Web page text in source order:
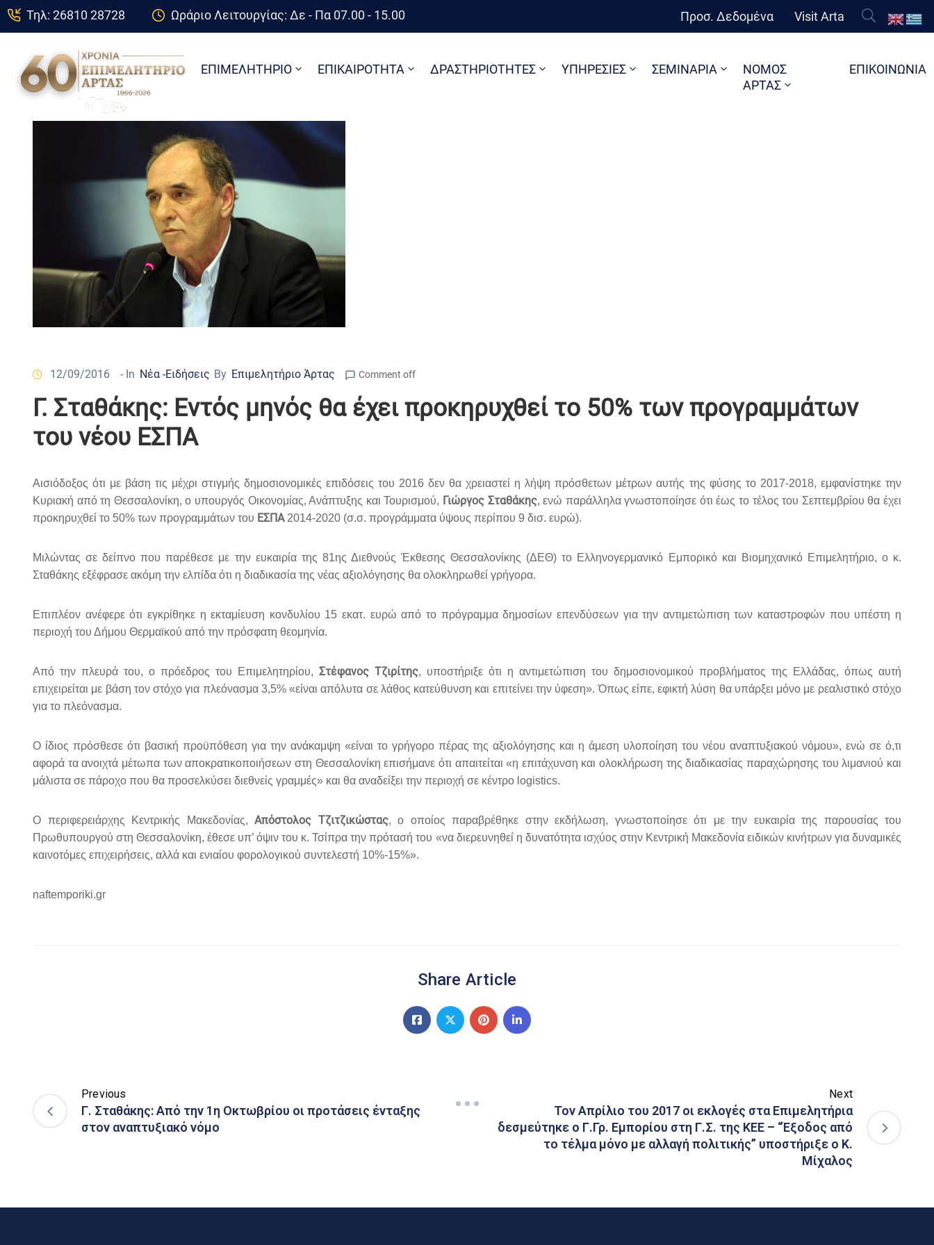
Τηλ: 26810 28728 Ωράριο Λειτουργίας: Δε - Πα 07.00 - 15.00 Προσ. Δεδομένα Visit Arta
ΕΠΙΜΕΛΗΤΗΡΙΟ ΕΠΙΚΑΙΡΟΤΗΤΑ ΔΡΑΣΤΗΡΙΟΤΗΤΕΣ ΥΠΗΡΕΣΙΕΣ ΣΕΜΙΝΑΡΙΑ
ΝΟΜΟΣ
ΑΡΤΑΣ
ΕΠΙΚΟΙΝΩΝΙΑ
12/09/2016 - In Νέα -Ειδήσεις By Επιμελητήριο Άρτας Comment off
Γ. Σταθάκης: Εντός μηνός θα έχει προκηρυχθεί το 50% των προγραμμάτων
του νέου ΕΣΠΑ
Αισιόδοξος ότι με βάση τις μέχρι στιγμής δημοσιονομικές επιδόσεις του 2016 δεν θα χρειαστεί η λήψη πρόσθετων μέτρων αυτής της φύσης το 2017-2018, εμφανίστηκε την
Κυριακή από τη Θεσσαλονίκη, ο υπουργός Οικονομίας, Ανάπτυξης και Τουρισμού, Γιώργος Σταθάκης, ενώ παράλληλα γνωστοποίησε ότι έως το τέλος του Σεπτεμβρίου θα έχει
προκηρυχθεί το 50% των προγραμμάτων του ΕΣΠΑ2014-2020 (σ.σ. προγράμματα ύψους περίπου 9 δισ. ευρώ).
Μιλώντας σε δείπνο που παρέθεσε με την ευκαιρία της 81ης Διεθνούς Έκθεσης Θεσσαλονίκης (ΔΕΘ) το Ελληνογερμανικό Εμπορικό και Βιομηχανικό Επιμελητήριο, ο κ.
Σταθάκης εξέφρασε ακόμη την ελπίδα ότι η διαδικασία της νέας αξιολόγησης θα ολοκληρωθεί γρήγορα.
Επιπλέον ανέφερε ότι εγκρίθηκε η εκταμίευση κονδυλίου 15 εκατ. ευρώ από το πρόγραμμα δημοσίων επενδύσεων για την αντιμετώπιση των καταστροφών που υπέστη η
περιοχή του Δήμου Θερμαϊκού από την πρόσφατη θεομηνία.
Από την πλευρά του, ο πρόεδρος του Επιμελητηρίου, Στέφανος Τζιρίτης, υποστήριξε ότι η αντιμετώπιση του δημοσιονομικού προβλήματος της Ελλάδας, όπως αυτή
επιχειρείται με βάση τον στόχο για πλεόνασμα 3,5% «είναι απόλυτα σε λάθος κατεύθυνση και επιτείνει την ύφεση». Όπως είπε, εφικτή λύση θα υπάρξει μόνο με ρεαλιστικό στόχο
για το πλεόνασμα.
Ο ίδιος πρόσθεσε ότι βασική προϋπόθεση για την ανάκαμψη «είναι το γρήγορο πέρας της αξιολόγησης και η άμεση υλοποίηση του νέου αναπτυξιακού νόμου», ενώ σε ό,τι
αφορά τα ανοιχτά μέτωπα των αποκρατικοποιήσεων στη Θεσσαλονίκη επισήμανε ότι απαιτείται «η επιτάχυνση και ολοκλήρωση της διαδικασίας παραχώρησης του λιμανιού και
μάλιστα σε πάροχο που θα προσελκύσει διεθνείς γραμμές» και θα αναδείξει την περιοχή σε κέντρο logistics.
Ο περιφερειάρχης Κεντρικής Μακεδονίας, Απόστολος Τζιτζικώστας, ο οποίος παραβρέθηκε στην εκδήλωση, γνωστοποίησε ότι με την ευκαιρία της παρουσίας του
Πρωθυπουργού στη Θεσσαλονίκη, έθεσε υπ’ όψιν του κ. Τσίπρα την πρότασή του «να διερευνηθεί η δυνατότητα ισχύος στην Κεντρική Μακεδονία ειδικών κινήτρων για δυναμικές
καινοτόμες επιχειρήσεις, αλλά και ενιαίου φορολογικού συντελεστή 10%-15%».
naftemporiki.gr
Share Article
Previous
Γ. Σταθάκης: Από την 1η Οκτωβρίου οι προτάσεις ένταξης
στον αναπτυξιακό νόμο
Next
Τον Απρίλιο του 2017 οι εκλογές στα Επιμελητήρια
δεσμεύτηκε ο Γ.Γρ. Εμπορίου στη Γ.Σ. της ΚΕΕ – “Έξοδος από
το τέλμα μόνο με αλλαγή πολιτικής” υποστήριξε ο Κ.
Μίχαλος